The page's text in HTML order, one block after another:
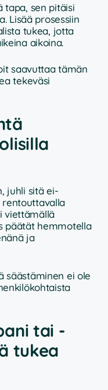
tapa, sen pitäisi
Lisää prosessiin
tukea, jotta
aikoina.
saavuttaa tämän
tekeväsi
juhli sitä ei-
rentouttavalla
viettämällä
päätät hemmotella
ja
säästäminen ei ole
tai -
tukea